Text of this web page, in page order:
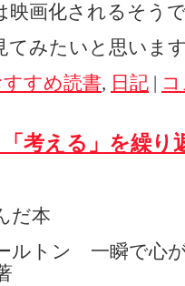
映画化されるそう
てみたいと思いま
すすめ読書, 日記 |
考える」を繰り
だ本
ルトン 一瞬で心